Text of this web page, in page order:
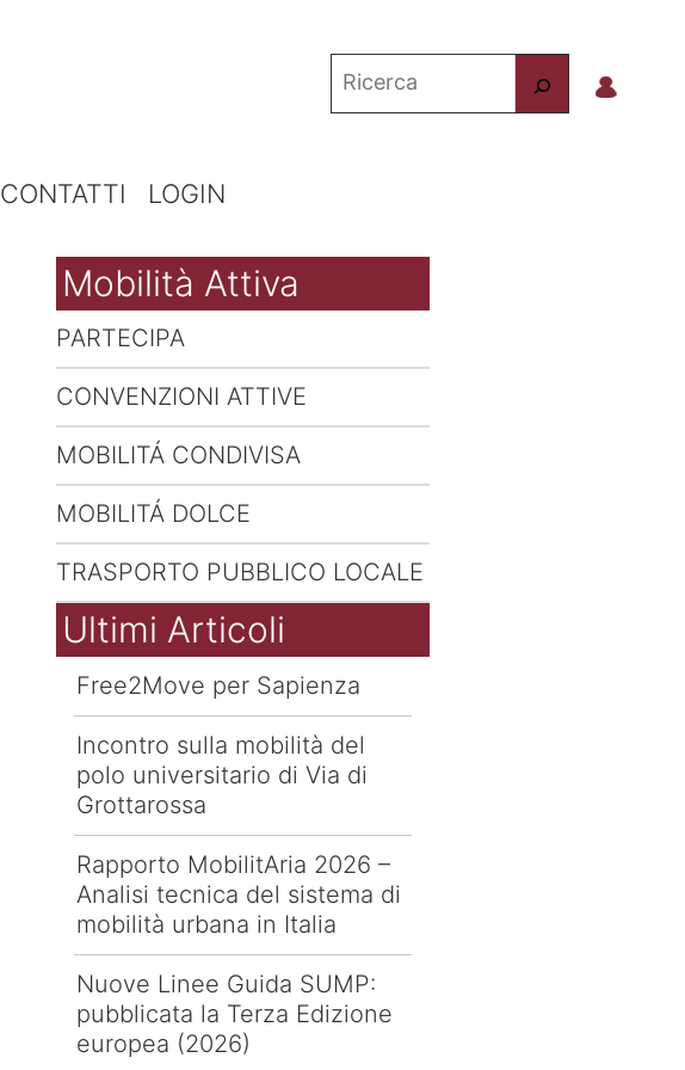
Cerca
CONTATTI LOGIN
Mobilità Attiva
PARTECIPA
CONVENZIONI ATTIVE
MOBILITÁ CONDIVISA
MOBILITÁ DOLCE
TRASPORTO PUBBLICO LOCALE
Ultimi Articoli
Free2Move per Sapienza
Incontro sulla mobilità del
polo universitario di Via di
Grottarossa
Rapporto MobilitAria 2026 –
Analisi tecnica del sistema di
mobilità urbana in Italia
Nuove Linee Guida SUMP:
pubblicata la Terza Edizione
europea (2026)